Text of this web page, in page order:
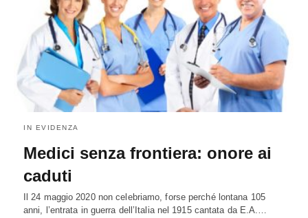
IN EVIDENZA
Medici senza frontiera: onore ai
caduti
Il 24 maggio 2020 non celebriamo, forse perché lontana 105
anni, l’entrata in guerra dell’Italia nel 1915 cantata da E.A.…